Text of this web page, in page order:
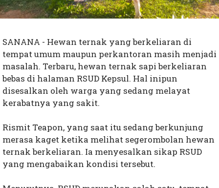
SANANA - Hewan ternak yang berkeliaran di
tempat umum maupun perkantoran masih menjadi
masalah. Terbaru, hewan ternak sapi berkeliaran
bebas di halaman RSUD Kepsul. Hal inipun
disesalkan oleh warga yang sedang melayat
kerabatnya yang sakit.
Rismit Teapon, yang saat itu sedang berkunjung
merasa kaget ketika melihat segerombolan hewan
ternak berkeliaran. Ia menyesalkan sikap RSUD
yang mengabaikan kondisi tersebut.